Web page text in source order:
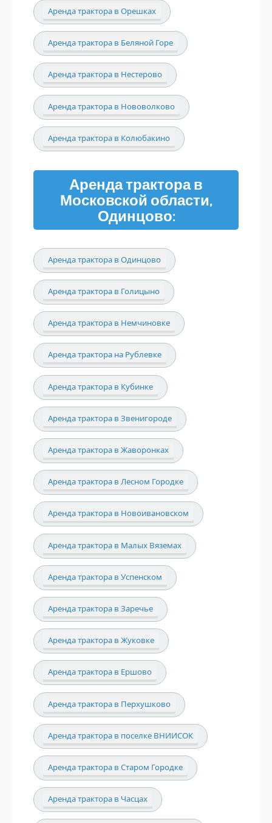
Аренда трактора в Орешках
Аренда трактора в Беляной Горе
Аренда трактора в Нестерово
Аренда трактора в Нововолково
Аренда трактора в Колюбакино
Аренда трактора в
Московской области,
Одинцово:
Аренда трактора в Одинцово
Аренда трактора в Голицыно
Аренда трактора в Немчиновке
Аренда трактора на Рублевке
Аренда трактора в Кубинке
Аренда трактора в Звенигороде
Аренда трактора в Жаворонках
Аренда трактора в Лесном Городке
Аренда трактора в Новоивановском
Аренда трактора в Малых Вяземах
Аренда трактора в Успенском
Аренда трактора в Заречье
Аренда трактора в Жуковке
Аренда трактора в Ершово
Аренда трактора в Перхушково
Аренда трактора в поселке ВНИИСОК
Аренда трактора в Старом Городке
Аренда трактора в Часцах